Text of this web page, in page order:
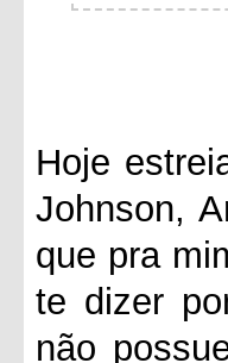
Hoje
Johnson,
que pra
te dizer
não